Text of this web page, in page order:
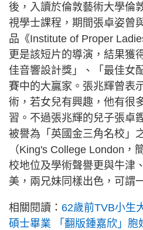
後，入讀於倫敦藝術大學倫
視學士課程，期間張卓姿曾
品《Institute of Proper
更是該短片的導演，結果獲
佳音響設計獎」、「最佳女
賽中的大贏家。張兆輝曾表
術，若女兒有興趣，他有很
習。不過張兆輝的兒子張卓
被譽為「英國金三角名校」
（King's College London，
校地位及學術聲譽更與牛津
美，兩兄妹同樣出色，可謂
相關閱讀： 62歲前TVB小生
碩士畢業 「翻版鍾嘉欣」胞